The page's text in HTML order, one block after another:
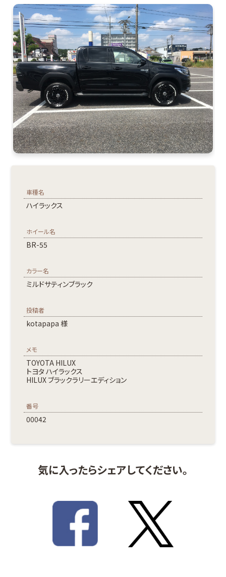
車種名
ハイラックス
ホイール名
BR-55
カラー名
ミルドサティンブラック
投稿者
kotapapa 様
メモ
TOYOTA HILUX
トヨタ ハイラックス
HILUX ブラックラリーエディション
番号
00042
気に入ったらシェアしてください。